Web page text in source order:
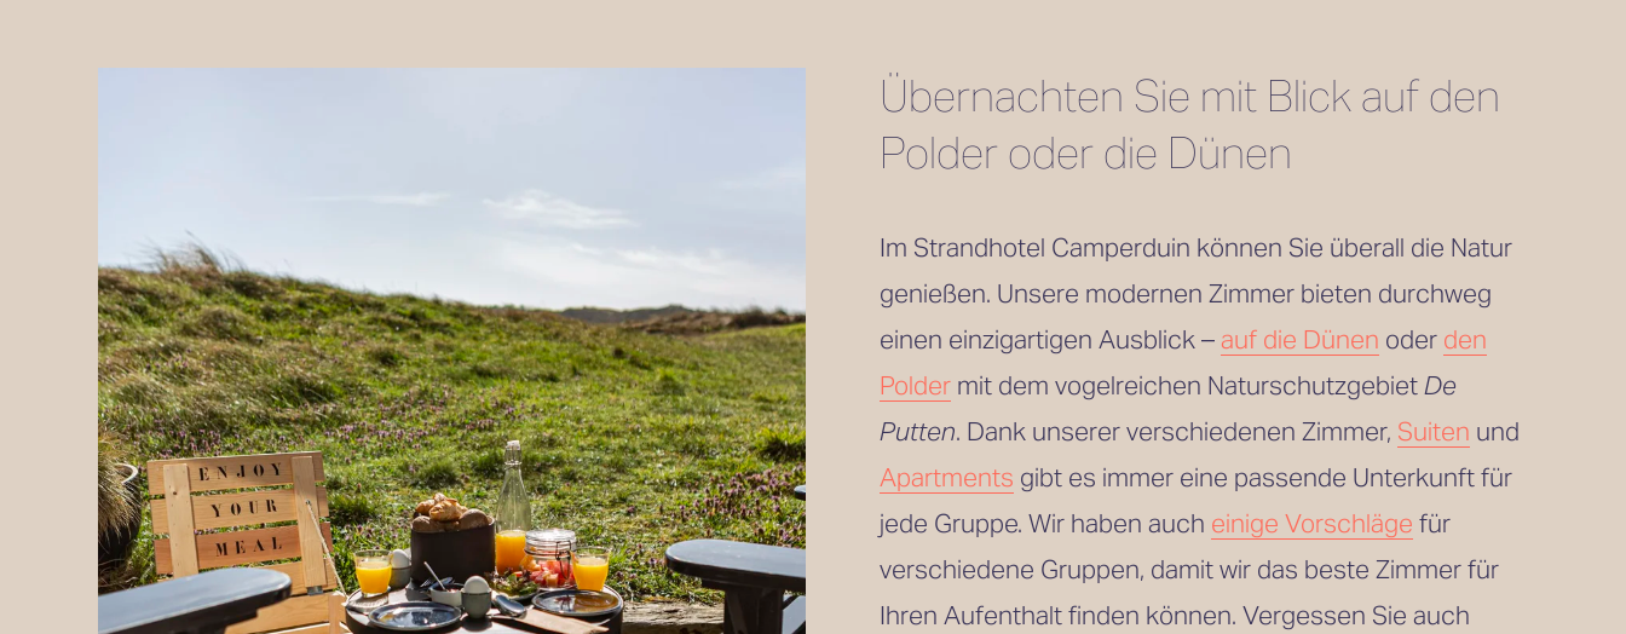
Übernachten Sie mit Blick auf den
Polder oder die Dünen
Im Strandhotel Camperduin können Sie überall die Natur
genießen. Unsere modernen Zimmer bieten durchweg
einen einzigartigen Ausblick – auf die Dünen oder den
Polder mit dem vogelreichen Naturschutzgebiet De
Putten. Dank unserer verschiedenen Zimmer, Suiten und
Apartments gibt es immer eine passende Unterkunft für
jede Gruppe. Wir haben auch einige Vorschläge für
verschiedene Gruppen, damit wir das beste Zimmer für
Ihren Aufenthalt finden können. Vergessen Sie auch